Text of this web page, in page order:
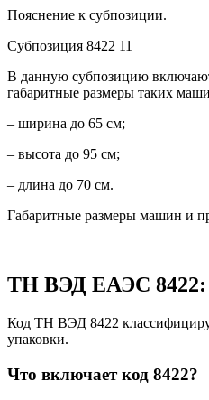
Пояснение к субпозиции.
Субпозиция 8422 11
В данную субпозицию
габаритные размеры таких
– ширина до 65 см;
– высота до 95 см;
– длина до 70 см.
Габаритные размеры машин и
ТН ВЭД ЕАЭС 8422:
Код ТН ВЭД 8422
упаковки.
Что включает код 8422?